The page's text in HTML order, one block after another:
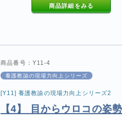
商品詳細をみる
商品番号：Y11-4
養護教諭の現場力向上シリーズ
[Y11] 養護教諭の現場力向上シリーズ2
【4】 目からウロコの姿